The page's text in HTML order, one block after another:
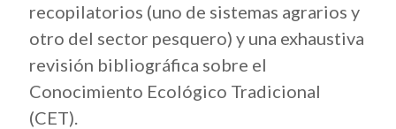
recopilatorios (uno de sistemas agrarios y
otro del sector pesquero) y una exhaustiva
revisión bibliográfica sobre el
Conocimiento Ecológico Tradicional
(CET).